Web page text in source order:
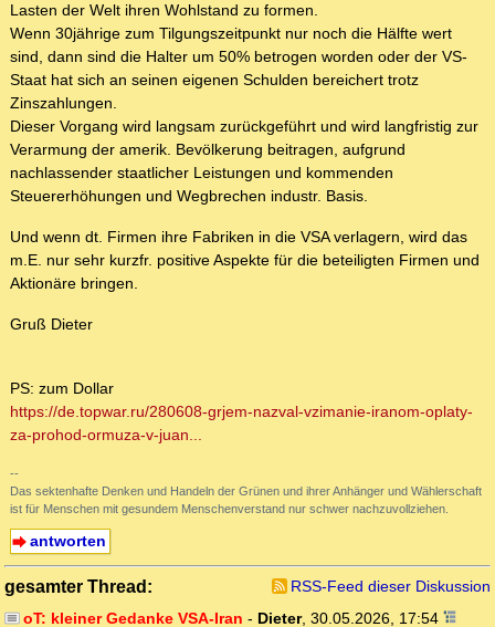
Lasten der Welt ihren Wohlstand zu formen.
Wenn 30jährige zum Tilgungszeitpunkt nur noch die Hälfte wert
sind, dann sind die Halter um 50% betrogen worden oder der VS-
Staat hat sich an seinen eigenen Schulden bereichert trotz
Zinszahlungen.
Dieser Vorgang wird langsam zurückgeführt und wird langfristig zur
Verarmung der amerik. Bevölkerung beitragen, aufgrund
nachlassender staatlicher Leistungen und kommenden
Steuererhöhungen und Wegbrechen industr. Basis.
Und wenn dt. Firmen ihre Fabriken in die VSA verlagern, wird das
m.E. nur sehr kurzfr. positive Aspekte für die beteiligten Firmen und
Aktionäre bringen.
Gruß Dieter
PS: zum Dollar
https://de.topwar.ru/280608-grjem-nazval-vzimanie-iranom-oplaty-
za-prohod-ormuza-v-juan...
--
Das sektenhafte Denken und Handeln der Grünen und ihrer Anhänger und Wählerschaft
ist für Menschen mit gesundem Menschenverstand nur schwer nachzuvollziehen.
antworten
gesamter Thread:
RSS-Feed dieser Diskussion
oT: kleiner Gedanke VSA-Iran - Dieter, 30.05.2026, 17:54